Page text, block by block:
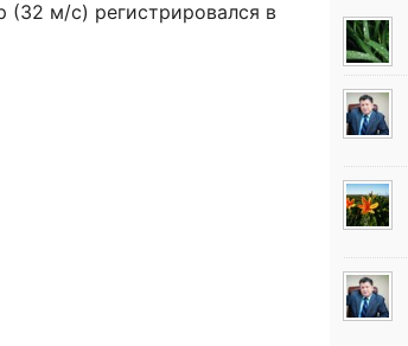
(32 м/с) регистрировался в